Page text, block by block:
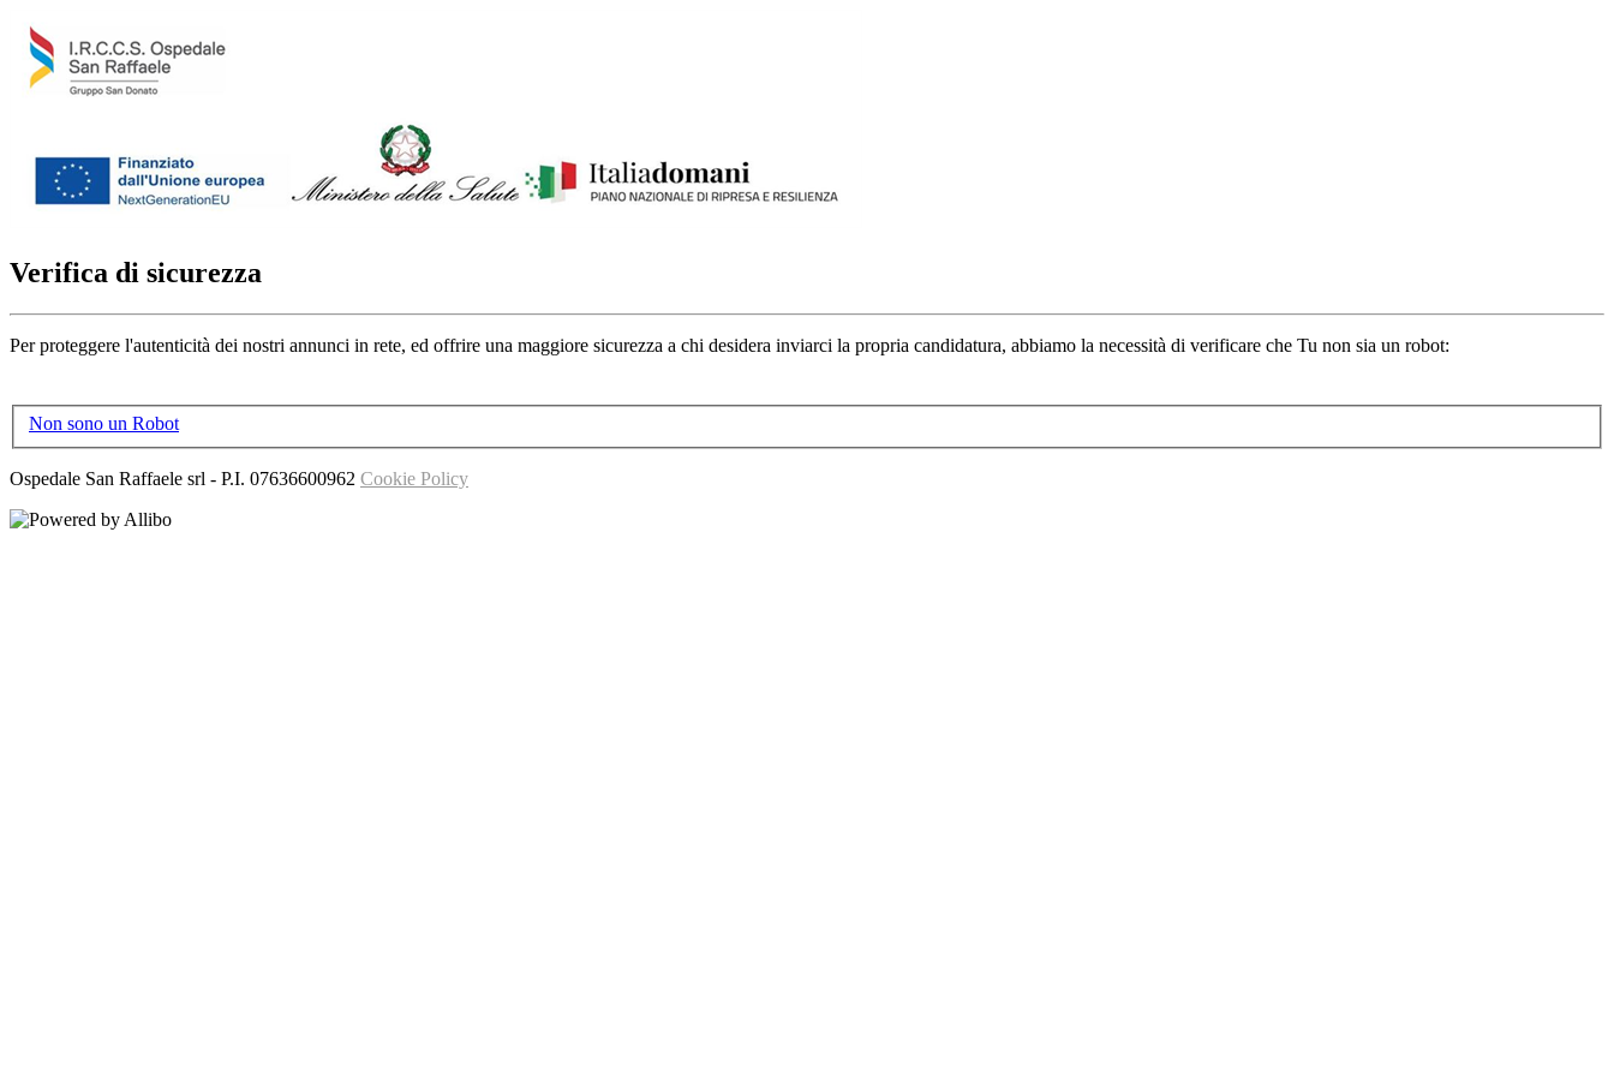
Verifica di sicurezza
Per proteggere l'autenticità dei nostri annunci in rete, ed offrire una maggiore sicurezza a chi desidera inviarci la propria candidatura, abbiamo la necessità di verificare che Tu non sia un robot:
Non sono un Robot
Ospedale San Raffaele srl - P.I. 07636600962 Cookie Policy